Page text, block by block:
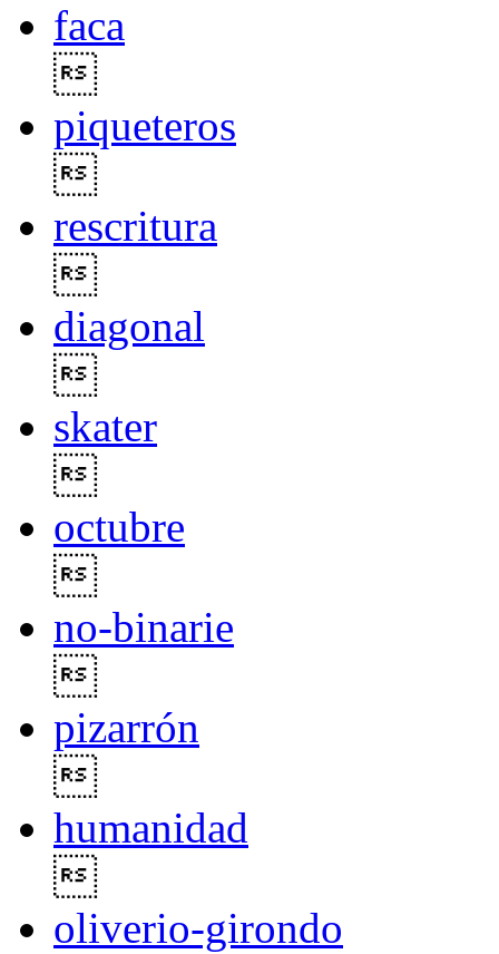
faca
piqueteros
rescritura
diagonal
skater
octubre
no-binarie
pizarrón
humanidad
oliverio-girondo